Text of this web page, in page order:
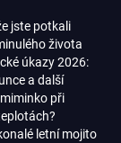
jste potkali
života
úkazy 2026:
a další
při
letní mojito